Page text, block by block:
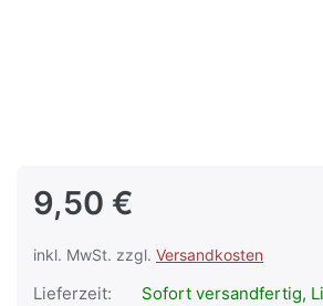
9,50 €
inkl. MwSt. zzgl. Versandkosten
Lieferzeit: Sofort versandfertig,